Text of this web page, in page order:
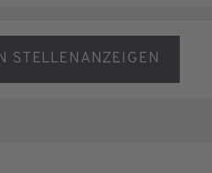
STELLENANZEIGEN